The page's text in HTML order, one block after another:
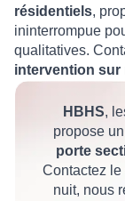
résidentiels,
ininterrompue
qualitatives.
intervention sur
HBHS,
propose
porte
Contactez
nuit, nous